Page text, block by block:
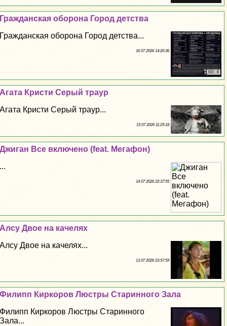
Гражданская оборона Город детства
Гражданская оборона Город детства...
16 07 2026 14:20:36
Агата Кристи Серый траур
Агата Кристи Серый траур...
15 07 2026 11:25:18
Джиган Все включено (feat. Мегафон)
...
14 07 2026 22:37:55
Алсу Двое на качелях
Алсу Двое на качелях...
13 07 2026 23:57:59
Филипп Киркоров Люстры Старинного Зала
Филипп Киркоров Люстры Старинного
Зала...